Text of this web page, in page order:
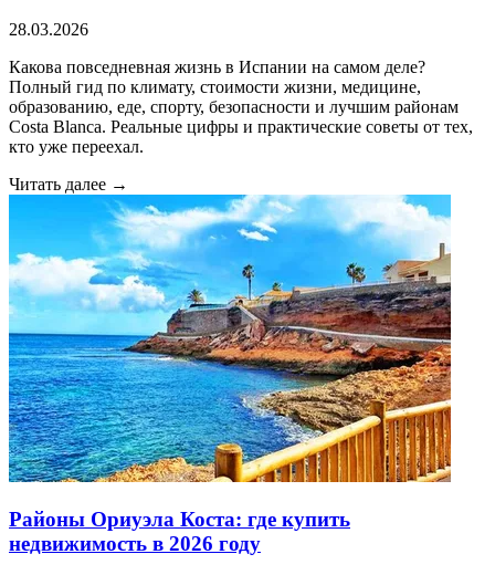
28.03.2026
Какова повседневная жизнь в Испании на самом деле?
Полный гид по климату, стоимости жизни, медицине,
образованию, еде, спорту, безопасности и лучшим районам
Costa Blanca. Реальные цифры и практические советы от тех,
кто уже переехал.
Читать далее →
Районы Ориуэла Коста: где купить
недвижимость в 2026 году